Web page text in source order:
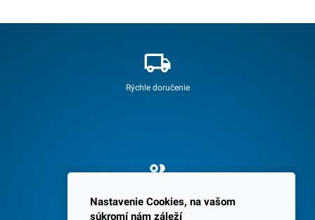
Rýchle doručenie
Spokojných 3600 zákazníkov
Nastavenie Cookies, na vašom
súkromí nám záleží